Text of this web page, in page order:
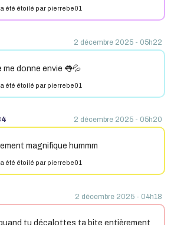
été étoilé par pierrebe01
2 décembre 2025 - 05h22
me donne envie 👅💦
été étoilé par pierrebe01
2 décembre 2025 - 05h20
magnifique hummm
été étoilé par pierrebe01
2 décembre 2025 - 04h18
tu décalottes ta bite entièrement